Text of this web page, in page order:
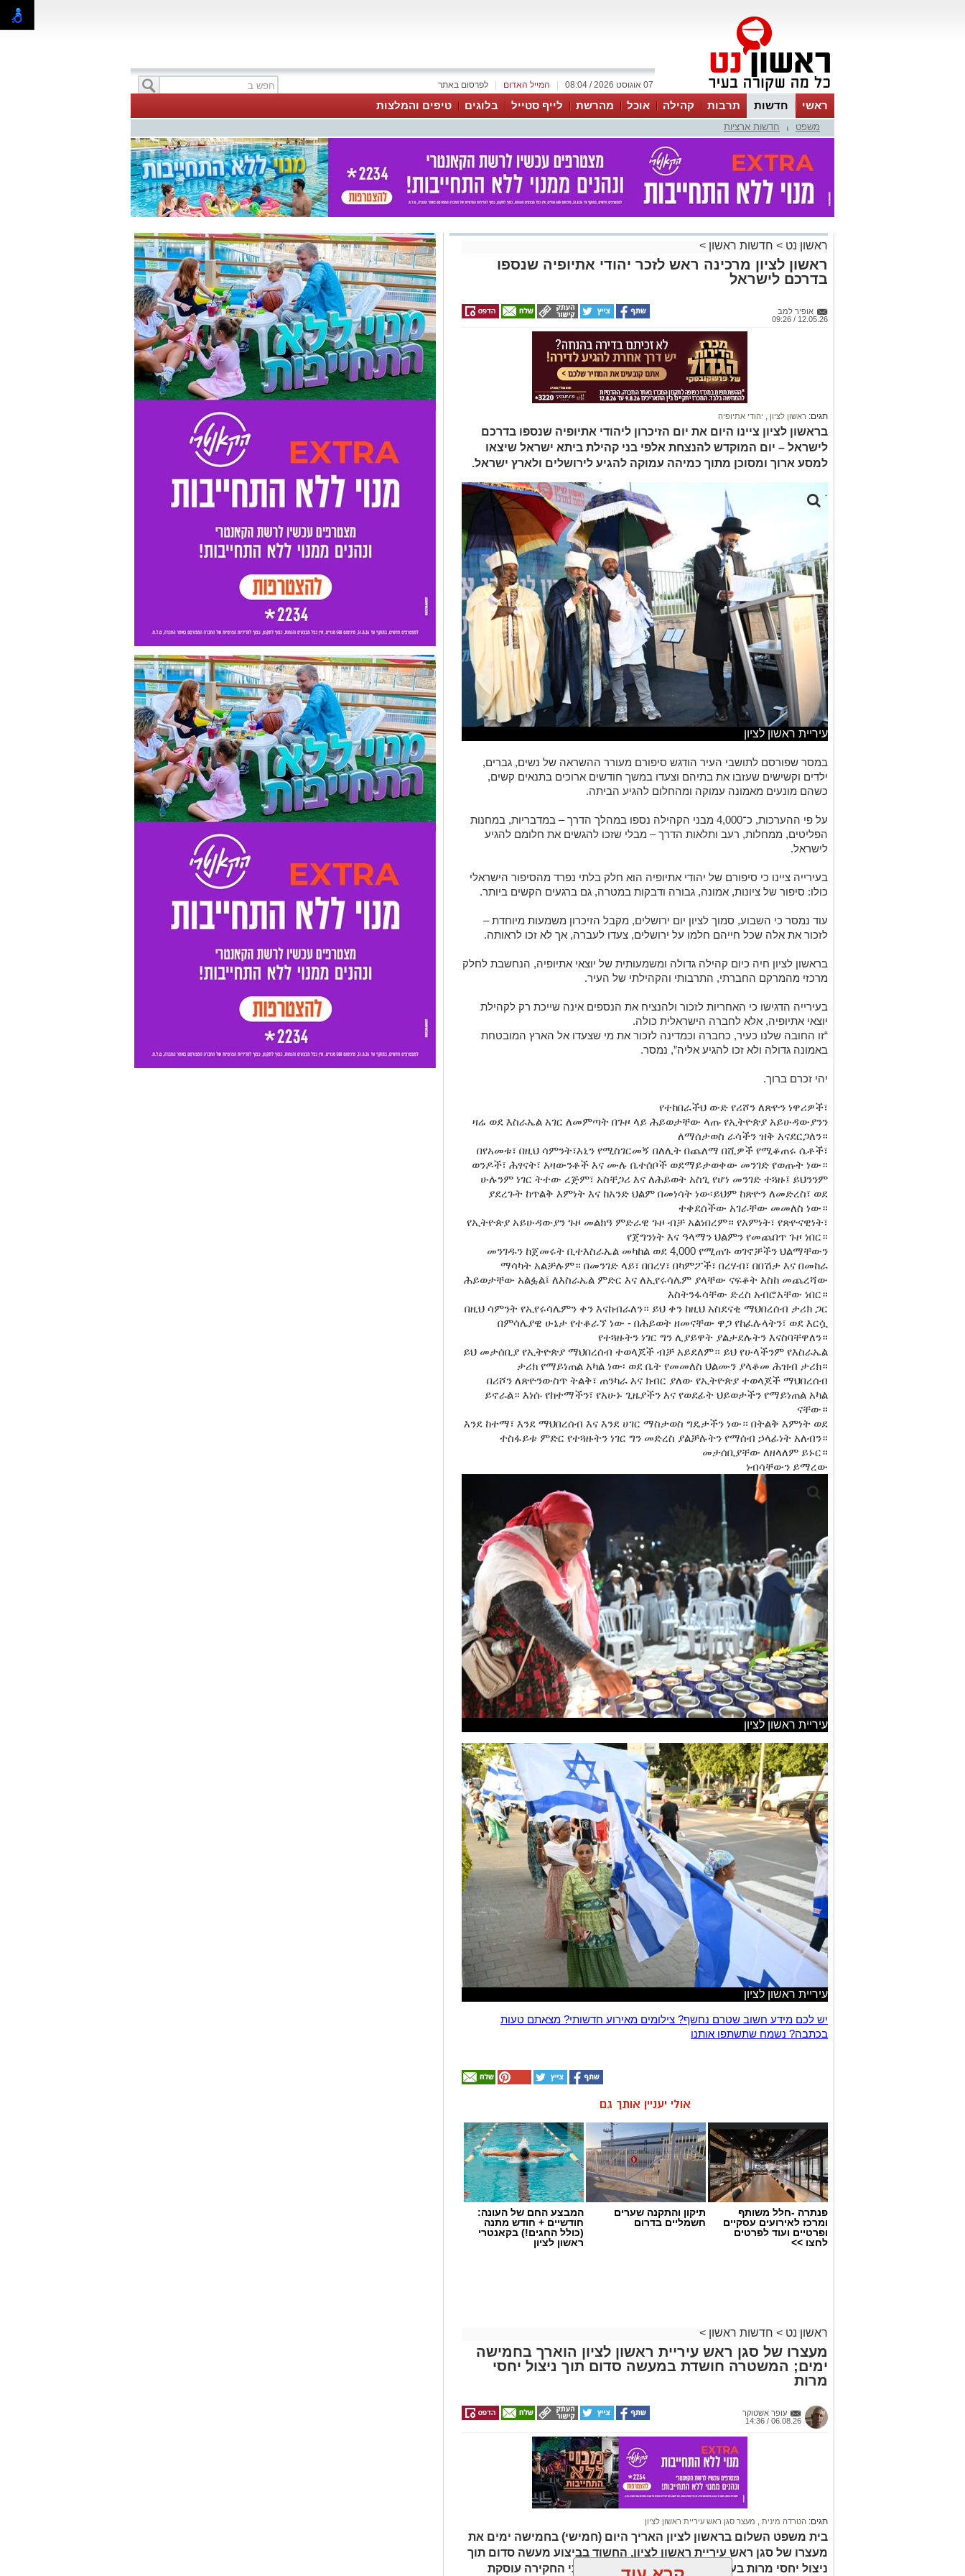
לפרסום באתר המייל האדום 07 אוגוסט 2026 / 08:04
ראשי חדשות תרבות קהילה אוכל מהרשת לייף סטייל בלוגים טיפים והמלצות
משפט חדשות ארציות
ראשון נט > חדשות ראשון >
ראשון לציון מרכינה ראש לזכר יהודי אתיופיה שנספו
בדרכם לישראל
אופיר למב
12.05.26 / 09:26
תגים: ראשון לציון יהודי אתיופיה
בראשון לציון ציינו היום את יום הזיכרון ליהודי אתיופיה שנספו בדרכם
לישראל – יום המוקדש להנצחת אלפי בני קהילת ביתא ישראל שיצאו
למסע ארוך ומסוכן מתוך כמיהה עמוקה להגיע לירושלים ולארץ ישראל.
עיריית ראשון לציון
במסר שפורסם לתושבי העיר הודגש סיפורם מעורר ההשראה של נשים, גברים,
ילדים וקשישים שעזבו את בתיהם וצעדו במשך חודשים ארוכים בתנאים קשים,
כשהם מונעים מאמונה עמוקה ומהחלום להגיע הביתה.
על פי ההערכות, כ־4,000 מבני הקהילה נספו במהלך הדרך – במדבריות, במחנות
הפליטים, ממחלות, רעב ותלאות הדרך – מבלי שזכו להגשים את חלומם להגיע
לישראל.
בעירייה ציינו כי סיפורם של יהודי אתיופיה הוא חלק בלתי נפרד מהסיפור הישראלי
כולו: סיפור של ציונות, אמונה, גבורה ודבקות במטרה, גם ברגעים הקשים ביותר.
עוד נמסר כי השבוע, סמוך לציון יום ירושלים, מקבל הזיכרון משמעות מיוחדת –
לזכור את אלה שכל חייהם חלמו על ירושלים, צעדו לעברה, אך לא זכו לראותה.
בראשון לציון חיה כיום קהילה גדולה ומשמעותית של יוצאי אתיופיה, הנחשבת לחלק
מרכזי מהמרקם החברתי, התרבותי והקהילתי של העיר.
בעירייה הדגישו כי האחריות לזכור ולהנציח את הנספים אינה שייכת רק לקהילת
יוצאי אתיופיה, אלא לחברה הישראלית כולה.
“זו החובה שלנו כעיר, כחברה וכמדינה לזכור את מי שצעדו אל הארץ המובטחת
באמונה גדולה ולא זכו להגיע אליה”, נמסר.
יהי זכרם ברוך.
የተከበራችህ ውድ የሪሾን ለጽዮን ነዋሪዎች፣
​ዛሬ ወደ እስራኤል አገር ለመምጣት በጉዞ ላይ ሕይወታቸው ላጡ የኢትዮጵያ አይሁዳውያንን
ለማሰታወስ ራሳችን ዝቅ እናደርጋለን።
​በየአመቱ፣ በዚህ ሳምንት፣እኒን የሚስገርመኝ በለሊት በጨለማ በሺዎች የሚቆጠሩ ሴቶች፣
ወንዶች፣ ሕፃናት፣ አዛውንቶች እና ሙሉ ቤተሰቦች ወደማይታወቀው መንገድ የወጡት ነው።
​ሁሉንም ነገር ትተው ረጅም፣ አስቸጋሪ እና ለሕይወት አስጊ የሆነ መንገድ ተጓዙ፤ ይህንንም
ያደረጉት ከጥልቅ እምነት እና ከአንድ ህልም በመነሳት ነው፡ይህም ከጽዮን ለመድረስ፣ ወደ
ተቀደሰችው አገራቸው መመለስ ነው።
​የኢትዮጵያ አይሁዳውያን ጉዞ መልክዓ ምድራዊ ጉዞ ብቻ አልነበረም። የእምነት፣ የጽዮናዊነት፣
የጀግንነት እና ዓላማን ህልምን የመጨበጥ ጉዞ ነበር።
​መንገዱን ከጀመሩት ቢተእስራኤል መካከል ወደ 4,000 የሚጠጉ ወገኖቻችን ህልማቸውን
ማሳካት አልቻሉም። በመንገድ ላይ፣ በበረሃ፣ በካምፖች፣ በረሃብ፣ በበሽታ እና በመከራ
ሕይወታቸው አልፏል፤ ለእስራኤል ምድር እና ለኢየሩሳሌም ያላቸው ናፍቆት እስከ መጨረሻው
እስትንፋሳቸው ድረስ አብሮአቸው ነበር።
​በዚህ ሳምንት የኢየሩሳሌምን ቀን እናከብራለን። ይህ ቀን ከዚህ አስደናቂ ማህበረሰብ ታሪክ ጋር
በምሳሌያዊ ሁኔታ የተቆራኘ ነው - በሕይወት ዘመናቸው ዋጋ የከፈሉላትን፣ ወደ እርሷ
የተጓዙትን ነገር ግን ሊያይዋት ያልታደሉትን እናስባቸዋለን።
​ይህ መታሰቢያ የኢትዮጵያ ማህበረሰብ ተወላጆች ብቻ አይደለም። ይህ የሁላችንም የእስራኤል
ታሪክ የማይነጠል አካል ነው፡ ወደ ቤት የመመለስ ህልሙን ያላቆመ ሕዝብ ታሪክ።
​በሪሾን ለጽዮንውስጥ ትልቅ፣ ጠንካራ እና ክብር ያለው የኢትዮጵያ ተወላጆች ማህበረሰብ
ይኖራል። እነሱ የከተማችን፣ የአሁኑ ጊዜያችን እና የወደፊት ህይወታችን የማይነጠል አካል
ናቸው።
​እንደ ከተማ፣ እንደ ማህበረሰብ እና እንደ ሀገር ማስታወስ ግዴታችን ነው። በትልቅ እምነት ወደ
ተስፋይቱ ምድር የተጓዙትን ነገር ግን መድረስ ያልቻሉትን የማሰብ ኃላፊነት አለብን።
​መታሰቢያቸው ለዘላለም ይኑር።
ነብሳቸውን ይማረው
עיריית ראשון לציון
עיריית ראשון לציון
יש לכם מידע חשוב שטרם נחשף? צילומים מאירוע חדשותי? מצאתם טעות
בכתבה? נשמח שתשתפו אותנו
אולי יעניין אותך גם
פנתרה -חלל משותף
ומרכז לאירועים עסקיים
ופרטיים ועוד לפרטים
לחצו >>
תיקון והתקנה שערים
חשמליים בדרום
המבצע החם של העונה:
חודשיים + חודש מתנה
(כולל החגים!) בקאנטרי
ראשון לציון
ראשון נט > חדשות ראשון >
מעצרו של סגן ראש עיריית ראשון לציון הוארך בחמישה
ימים; המשטרה חושדת במעשה סדום תוך ניצול יחסי
מרות
עופר אשטוקר
06.08.26 / 14:36
תגים: הטרדה מינית מעצר סגן ראש עיריית ראשון לציון
בית משפט השלום בראשון לציון האריך היום (חמישי) בחמישה ימים את
מעצרו של סגן ראש עיריית ראשון לציון, החשוד בביצוע מעשה סדום תוך
ניצול יחסי מרות בעובדת עירייה. המשטרה טוענת כי החקירה עוסקת